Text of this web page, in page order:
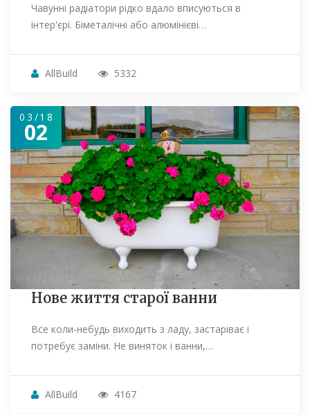
Чавунні радіатори рідко вдало вписуються в
інтер'єрі. Біметалічні або алюмінієві…
AllBuild 5332
03/18
02
Нове життя старої ванни
Все коли-небудь виходить з ладу, застаріває і
потребує заміни. Не виняток і ванни,…
AllBuild 4167